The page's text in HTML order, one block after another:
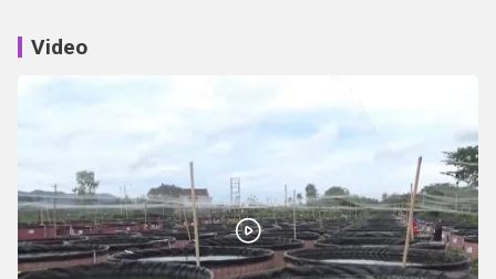
Video